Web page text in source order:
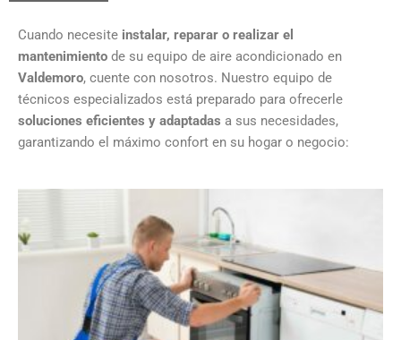
Cuando necesite instalar, reparar o realizar el
mantenimiento de su equipo de aire acondicionado en
Valdemoro, cuente con nosotros. Nuestro equipo de
técnicos especializados está preparado para ofrecerle
soluciones eficientes y adaptadas a sus necesidades,
garantizando el máximo confort en su hogar o negocio: